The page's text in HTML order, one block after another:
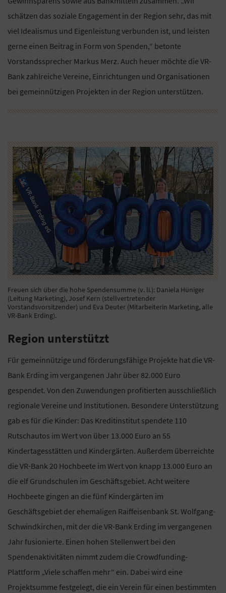
schätzen das soziale Engagement in der Region sehr, das mit
viel Idealismus und Eigenleistung verbunden ist, und leisten
gerne einen Beitrag in Form von Spenden,“ betonte
Vorstandssprecher Markus Merz. Auch heuer möchte die VR-
Bank zahlreiche Vereine, Einrichtungen und Organisationen
bei gemeinnützigen Projekten in der Region unterstützen.
Freuen sich über die hohe Spendensumme (v. li.): Daniela Hüniger
(Leitung Marketing), Josef Kern (stellvertretender
Vorstandsvorsitzender) und Eva Deuter (Mitarbeiterin Marketing, alle
VR-Bank Erding).
Region unterstützt
Für gemeinnützige und förderungsfähige Projekte hat die VR-
Bank Erding im vergangenen Jahr über 82.000 Euro
gespendet. Von den Zuwendungen profitierten ausschließlich
regionale Vereine und Institutionen. Besondere Unterstützung
gab es für die Kinder: Das Kreditinstitut spendete 110
Rutschautos im Wert von über 13.000 Euro an 55
Kindertagesstätten und Kindergärten. Außerdem überreichte
die VR-Bank 20 Hochbeete im Wert von knapp 13.000 Euro an
die elf Grundschulen im Geschäftsgebiet. Acht weitere
Hochbeete gingen an die fünf Kindergärten im
Geschäftsgebiet der ehemaligen Raiffeisenbank St. Wolfgang-
Schwindkirchen, mit der die VR-Bank Erding im vergangenen
Jahr fusionierte. Einen hohen Stellenwert bei den
Spendenaktivitäten nimmt zudem die Crowdfunding-
Plattform „Viele schaffen mehr“ ein. Dabei wird eine
Projektsumme festgelegt, die ein Verein für einen bestimmten